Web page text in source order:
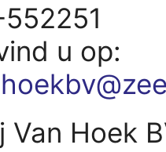
u op:
Hoek